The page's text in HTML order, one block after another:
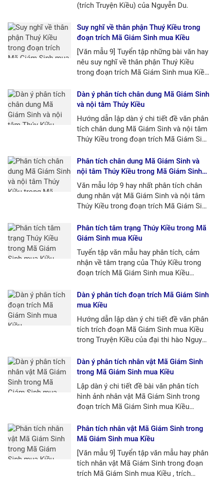
(trích Truyện Kiều) của Nguyễn Du.
Suy nghĩ về thân phận Thuý Kiều trong
đoạn trích Mã Giám Sinh mua Kiều
[Văn mẫu 9] Tuyển tập những bài văn hay
nêu suy nghĩ về thân phận Thuý Kiều
trong đoạn trích Mã Giám Sinh mua Kiều
Dàn ý phân tích chân dung Mã Giám Sinh
và nội tâm Thúy Kiều
Hướng dẫn lập dàn ý chi tiết đề văn phân
tích chân dung Mã Giám Sinh và nội tâm
Thúy Kiều trong đoạn trích Mã Giám Sinh
Phân tích chân dung Mã Giám Sinh và
nội tâm Thúy Kiều trong Mã Giám Sinh
mua Kiều
Văn mẫu lớp 9 hay nhất phân tích chân
dung nhân vật Mã Giám Sinh và nội tâm
Thúy Kiều trong đoạn trích Mã Giám Sinh
Phân tích tâm trạng Thúy Kiều trong Mã
Giám Sinh mua Kiều
Tuyển tập văn mẫu hay phân tích, cảm
nhận về tâm trạng của Thúy Kiều trong
đoạn trích Mã Giám Sinh mua Kiều
Dàn ý phân tích đoạn trích Mã Giám Sinh
mua Kiều
Hướng dẫn lập dàn ý chi tiết đề văn phân
tích trích đoạn Mã Giám Sinh mua Kiều
trong Truyện Kiều của đại thi hào Nguyễn
Dàn ý phân tích nhân vật Mã Giám Sinh
trong Mã Giám Sinh mua Kiều
Lập dàn ý chi tiết đề bài văn phân tích
hình ảnh nhân vật Mã Giám Sinh trong
đoạn trích Mã Giám Sinh mua Kiều
Phân tích nhân vật Mã Giám Sinh trong
Mã Giám Sinh mua Kiều
[Văn mẫu 9] Tuyển tập văn mẫu hay phân
tích nhân vật Mã Giám Sinh trong đoạn
trích Mã Giám Sinh mua Kiều , trích